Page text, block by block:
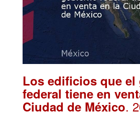
Los edificios que el
federal tiene en
Ciudad de México.